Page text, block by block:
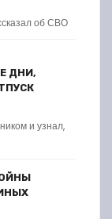
об СВО
ДНИ,
и узнал,